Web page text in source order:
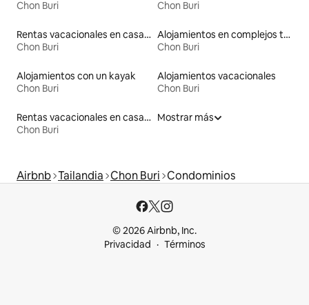
Chon Buri
Chon Buri
Rentas vacacionales en casas adosadas
Chon Buri
Alojamientos en complejos turísticos
Chon Buri
Alojamientos con un kayak
Chon Buri
Alojamientos vacacionales
Chon Buri
Rentas vacacionales en casas de huéspedes
Chon Buri
Mostrar más
Airbnb Tailandia Chon Buri Condominios
© 2026 Airbnb, Inc.
Privacidad
Términos